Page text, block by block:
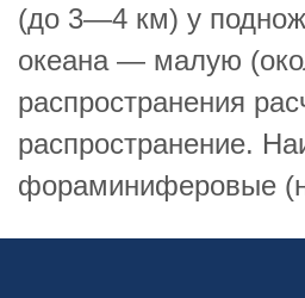
(до 3—4 км) у
океана — малую
распространения
распространение.
фораминиферовые